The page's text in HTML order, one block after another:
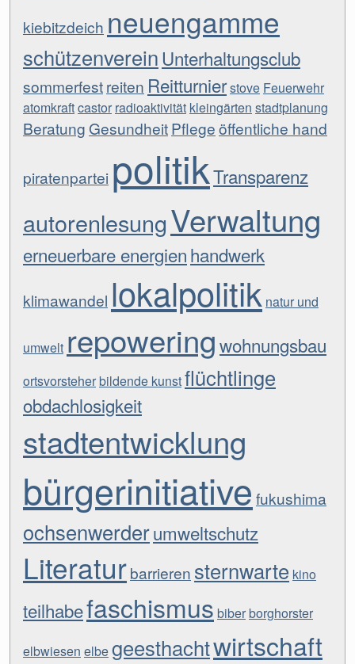
kiebitzdeich neuengamme
schützenverein Unterhaltungsclub
sommerfestreiten Reitturnierstove Feuerwehr
atomkraftcastor radioaktivität kleingärten stadtplanung
Beratung GesundheitPflegeöffentliche hand
piratenpartei politikTransparenz
autorenlesungVerwaltung
erneuerbare energienhandwerk
klimawandel lokalpolitik natur und
umwelt repoweringwohnungsbau
ortsvorsteherbildende kunstflüchtlinge
obdachlosigkeit
stadtentwicklung
bürgerinitiative fukushima
ochsenwerderumweltschutz
Literaturbarrieren sternwarte kino
teilhabefaschismus biberborghorster
elbwiesen elbegeesthachtwirtschaft